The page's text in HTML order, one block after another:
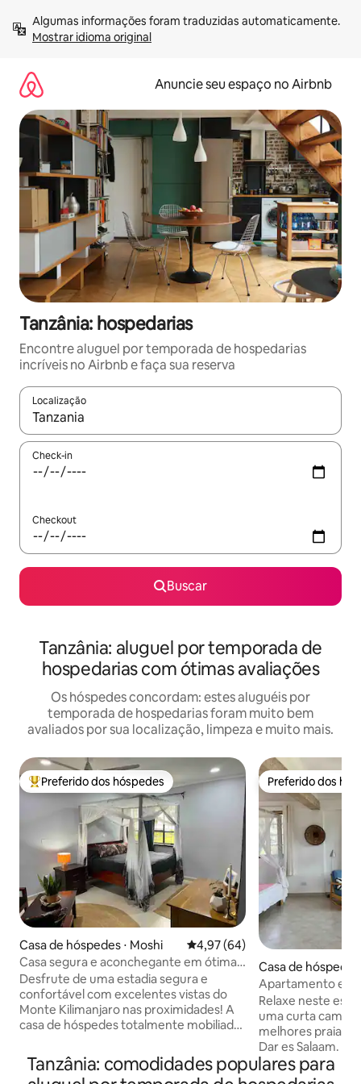
para
Mostrar idioma original
Anuncie seu espaço no Airbnb
Tanzânia: hospedarias
Encontre aluguel por temporada de hospedarias
incríveis no Airbnb e faça sua reserva
Localização
Quando os resultados estiverem disponíveis, explore-os
Check-in
Checkout
Buscar
Tanzânia: aluguel por temporada de
hospedarias com ótimas avaliações
Os hóspedes concordam: estes aluguéis por
temporada de hospedarias foram muito bem
avaliados por sua localização, limpeza e muito mais.
Entre os melhores preferidos dos hóspedes
Preferido dos hóspedes
Casa de hóspedes ⋅ Moshi 4,97 de uma avaliação média
4,97 (64)
Casa segura e aconchegante em ótima
localização!
Desfrute de uma estadia segura e
confortável com excelentes vistas do
Monte Kilimanjaro nas proximidades! A
casa de hóspedes totalmente mobiliada
que a casa do anfitrião, para que você
possa se sentir seguro e ter certeza de
Preferido dos
Preferido dos
Casa de hóspedes
aam
Apartamento
de Bahari
Relaxe neste
uma curta
melhores praias
Dar es Salaam. A
excelentes
um bar de praia
Tanzânia: comodidades populares para